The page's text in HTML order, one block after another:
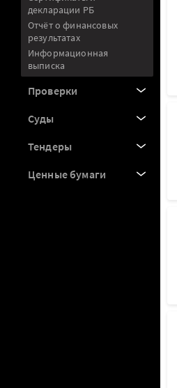
декларации РБ
Отчёт о финансовых
результатах
Информационная
выписка
Проверки
Суды
Тендеры
Ценные бумаги